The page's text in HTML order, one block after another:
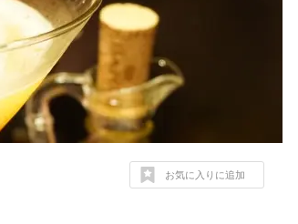
お気に入りに追加